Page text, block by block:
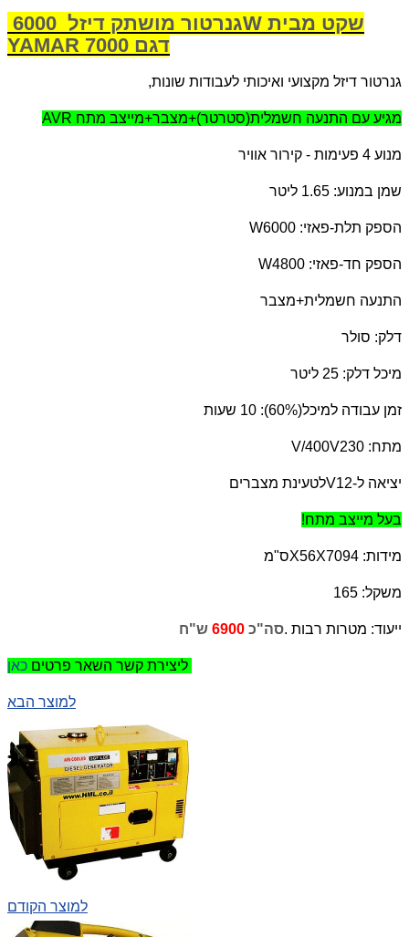
YAMAR דגם 7000
גנרטור דיזל מקצועי ואיכותי לעבודות שונות,
מגיע עם התנעה חשמלית(סטרטר)+מצבר+מייצב מתח AVR
מנוע 4 פעימות - קירור אוויר
שמן במנוע: 1.65 ליטר
הספק תלת-פאזי: 6000 W
הספק חד-פאזי: 4800 W
התנעה חשמלית+מצבר
דלק: סולר
מיכל דלק: 25 ליטר
זמן עבודה למיכל(60%): 10 שעות
מתח: 230 V/400V
יציאה ל-12 Vלטעינת מצברים
בעל מייצב מתח!
מידות: 94 X56X70ס"מ
משקל: 165
ייעוד: מטרות רבות .סה"כ 6900 ש"ח
ליצירת קשר השאר פרטים
למוצר הבא
למוצר הקודם